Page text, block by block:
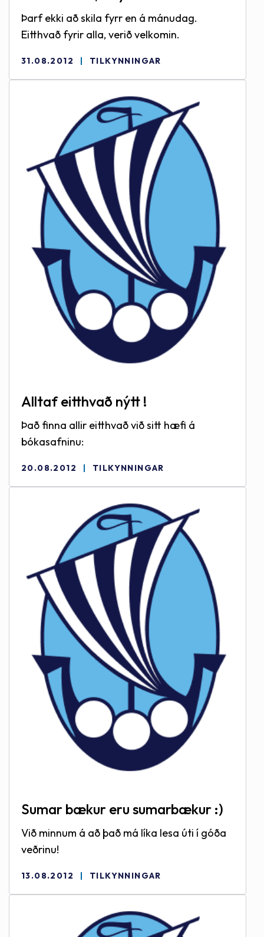
Þarf ekki að skila fyrr en á mánudag.
Eitthvað fyrir alla, verið velkomin.
31.08.2012 TILKYNNINGAR
Alltaf eitthvað nýtt !
Það finna allir eitthvað við sitt hæfi á
20.08.2012 TILKYNNINGAR
Sumar bækur eru sumarbækur :)
Við minnum á að það má líka lesa úti í góða
veðrinu!
13.08.2012 TILKYNNINGAR